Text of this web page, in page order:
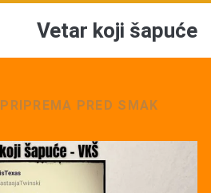
Vetar koji šapuće
PRIPREMA PRED SMAK